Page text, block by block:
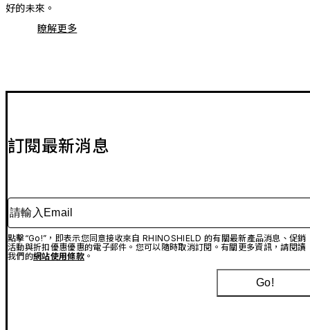
好的未來。
瞭解更多
訂閱最新消息
請輸入Email
點擊“Go!”，即表示您同意接收來自 RHINOSHIELD 的有關最新產品消息、促銷
活動與折扣優惠優惠的電子郵件。您可以隨時取消訂閱。有關更多資訊，請閱讀
我們的網站使用條款。
Go!